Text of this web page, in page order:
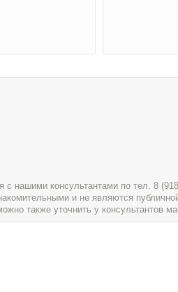
нашими консультантами по тел. 8
и не являются
также уточнить у консультантов